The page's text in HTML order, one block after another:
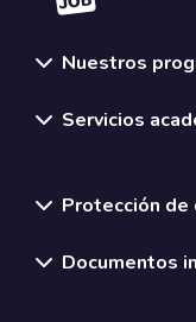
Nuestros
Servicios
Protección de
Documentos